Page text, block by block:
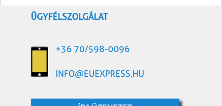
ÜGYFÉLSZOLGÁLAT
+36 70/598-0096
INFO@EUEXPRESS.HU